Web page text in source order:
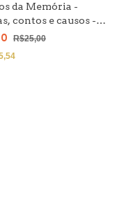
da Memória -
contos e causos -
Brasileiro
R$25,00